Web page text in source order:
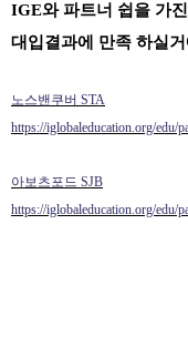
IGE와 파트너 쉽을 가
대입결과에 만족 하실
노스밴쿠버 STA
https://iglobaleducation.org/
아보츠포드 SJB
https://iglobaleducation.org/edu/